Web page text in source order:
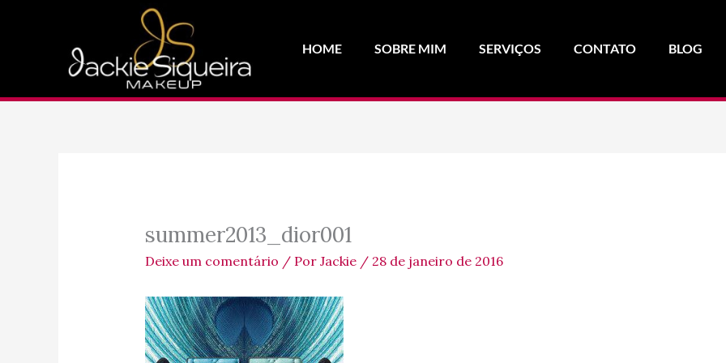
HOME SOBRE MIM SERVIÇOS CONTATO BLOG
summer2013_dior001
Deixe um comentário / Por Jackie / 28 de janeiro de 2016